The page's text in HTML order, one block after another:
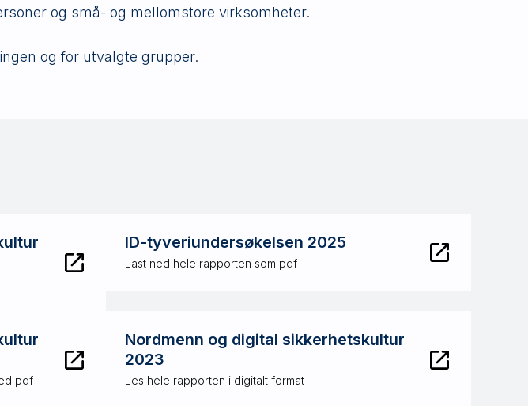
og små- og mellomstore virksomheter.
og for utvalgte grupper.
ID-tyveriundersøkelsen 2025
Last ned hele rapporten som pdf
pdf
Nordmenn og digital sikkerhetskultur
2023
Les hele rapporten i digitalt format